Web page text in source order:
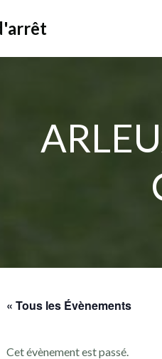
« Tous les Évènements
Cet évènement est passé.